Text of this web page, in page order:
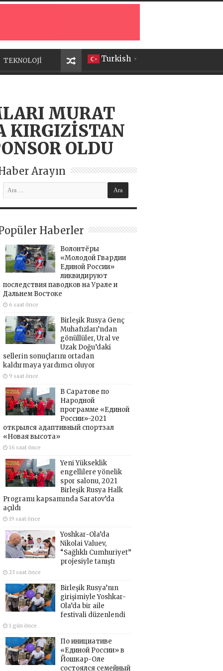
Turkish ▼
TEKNOLOJİ
MURAT
KIRGIZİSTAN
OLDU
Arayın
Haberler
Волонтёры
«Молодой Гвардии
Единой России»
ликвидируют
последствия паводков на Урале и
Дальнем Востоке
6 saat önce
Birleşik Rusya Genç
Muhafızları’ndan
gönüllüler, Ural ve
Uzak Doğu’daki
sellerin sonuçlarını ortadan
kaldırmaya yardımcı oluyor
9 saat önce
В Саратове по
Народной
программе «Единой
России»-2021
открылся адаптивный спортзал
«Новая высота»
16 saat önce
Yeni Yükseklik
engellilere yönelik
spor salonu, 2021
Birleşik Rusya Halk
Programı kapsamında Saratov’da
açıldı
19 saat önce
Yoshkar-Ola’da
Nikolai Valuev,
“Sağlıklı Cumhuriyet”
projesiyle tanıştı
23 saat önce
Birleşik Rusya’nın
girişimiyle Yoshkar-
Ola’da bir aile
festivali düzenlendi
1 gün önce
По инициативе
«Единой России» в
Йошкар-Оле
состоялся семейный